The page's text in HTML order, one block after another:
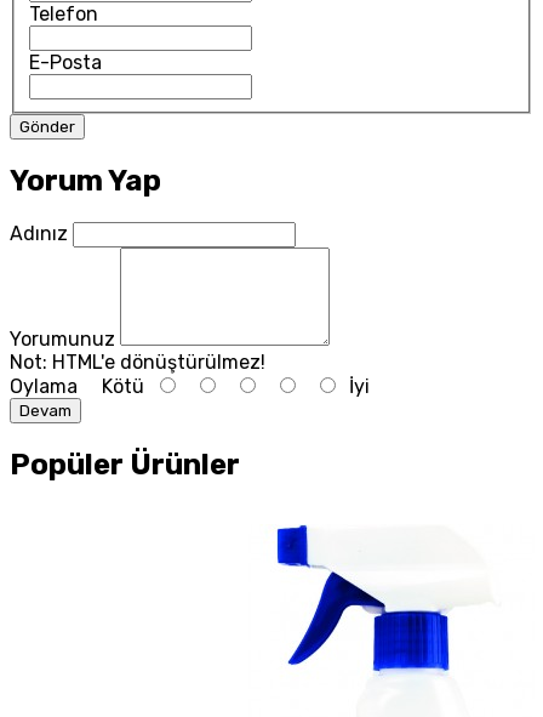
Telefon
E-Posta
Yorum Yap
Adınız
Yorumunuz
Not: HTML'e dönüştürülmez!
Oylama Kötü İyi
Devam
Popüler Ürünler